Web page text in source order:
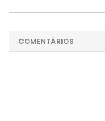
COMENTÁRIOS